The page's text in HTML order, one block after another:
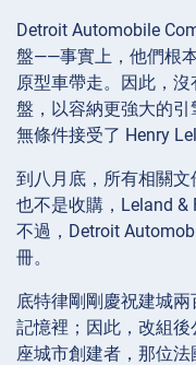
Detroit Automobile
盤——事實上，他們根
原型車帶走。因此，
盤，以容納更強大的
無條件接受了 Henry
到八月底，所有相關文
也不是收購，Leland &
不過，Detroit
冊。
底特律剛剛慶祝建城
記憶裡；因此，改組
座城市創建者，那位法